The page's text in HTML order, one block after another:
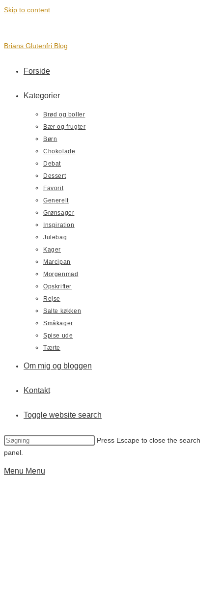
Skip to content
Brians Glutenfri Blog
Forside
Kategorier
Brød og boller
Bær og frugter
Børn
Chokolade
Debat
Dessert
Favorit
Generelt
Grønsager
Inspiration
Julebag
Kager
Marcipan
Morgenmad
Opskrifter
Rejse
Salte køkken
Småkager
Spise ude
Tærte
Om mig og bloggen
Kontakt
Toggle website search
Press Escape to close the search
panel.
Menu Menu